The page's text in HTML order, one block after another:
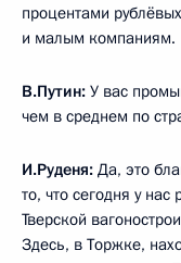
процентами
и малым компаниям.
В.Путин: У вас
чем в среднем по
И.Руденя: Да, это
то, что сегодня у
Тверской
Здесь, в Торжке,